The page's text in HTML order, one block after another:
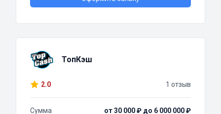
ТопКэш
2.0 1 отзыв
Сумма от 30 000 ₽ до 6 000 000 ₽